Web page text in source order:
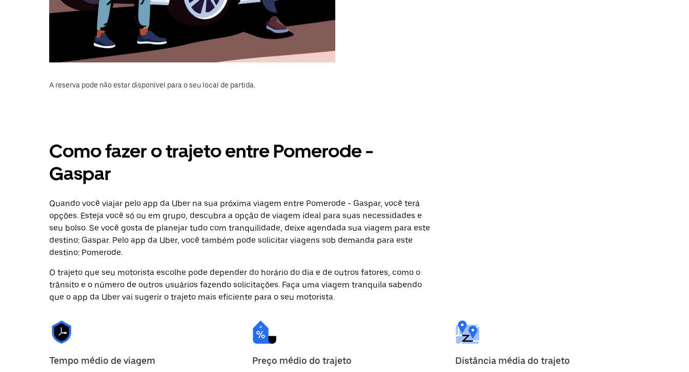
A reserva pode não estar disponível para o seu local de partida.
Como fazer o trajeto entre Pomerode -
Gaspar
Quando você viajar pelo app da Uber na sua próxima viagem entre Pomerode - Gaspar, você terá
opções. Esteja você só ou em grupo, descubra a opção de viagem ideal para suas necessidades e
seu bolso. Se você gosta de planejar tudo com tranquilidade, deixe agendada sua viagem para este
destino: Gaspar. Pelo app da Uber, você também pode solicitar viagens sob demanda para este
destino: Pomerode.
O trajeto que seu motorista escolhe pode depender do horário do dia e de outros fatores, como o
trânsito e o número de outros usuários fazendo solicitações. Faça uma viagem tranquila sabendo
que o app da Uber vai sugerir o trajeto mais eficiente para o seu motorista.
Tempo médio de viagem Preço médio do trajeto Distância média do trajeto